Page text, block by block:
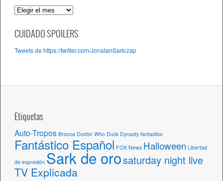
A
c
i
CUIDADO SPOILERS
Tweets de https://twitter.com/JonatanSark/zap
Etiquetas
Auto-Tropos Bronca Doctor Who Duck Dynasty fantastico
Fantástico Español FOX News Halloween Libertad
de expresión Sark de orosaturday night live
TV Explicada